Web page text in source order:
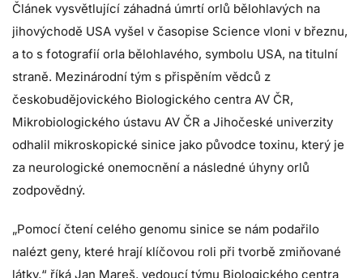
Článek vysvětlující záhadná úmrtí orlů bělohlavých na
jihovýchodě USA vyšel v časopise Science vloni v březnu,
a to s fotografií orla bělohlavého, symbolu USA, na titulní
straně. Mezinárodní tým s přispěním vědců z
českobudějovického Biologického centra AV ČR,
Mikrobiologického ústavu AV ČR a Jihočeské univerzity
odhalil mikroskopické sinice jako původce toxinu, který je
za neurologické onemocnění a následné úhyny orlů
zodpovědný.
„Pomocí čtení celého genomu sinice se nám podařilo
nalézt geny, které hrají klíčovou roli při tvorbě zmiňované
látky,“ říká Jan Mareš, vedoucí týmu Biologického centra